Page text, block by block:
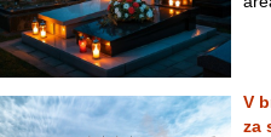
V
za